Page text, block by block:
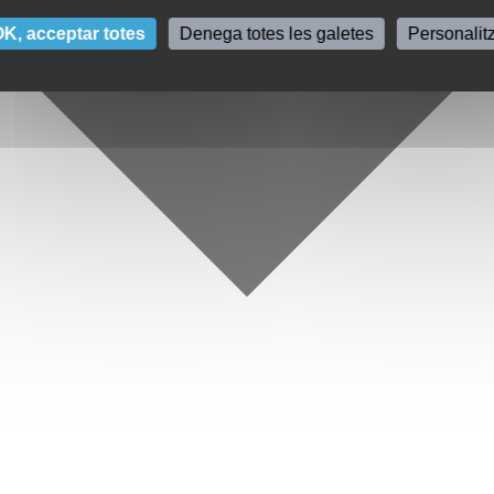
acceptar totes Denega totes les galetes